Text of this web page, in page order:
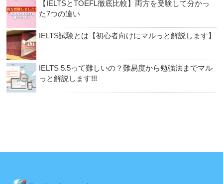
【IELTSとTOEFL徹底比較】両方を受験して分かっ
た7つの違い
IELTS試験とは【初心者向けにマルっと解説します】
IELTS 5.5って難しいの？難易度から勉強法までマル
っと解説します!!!